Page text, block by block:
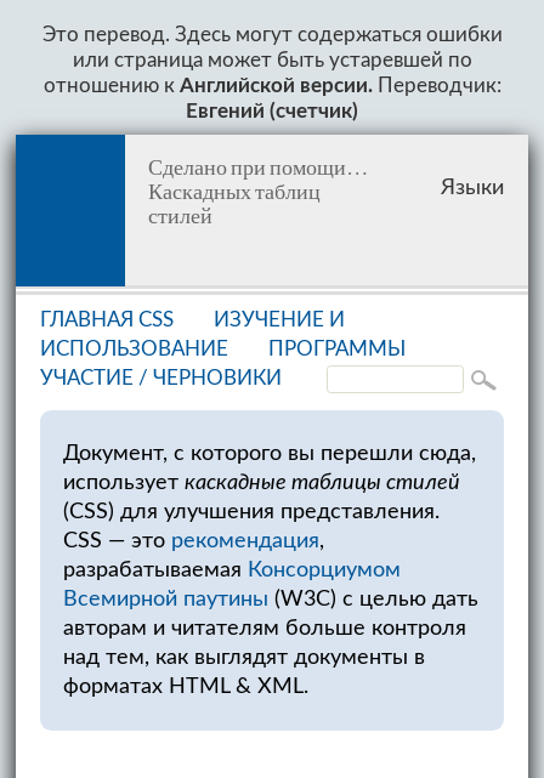
Языки
Это перевод. Здесь могут содержаться ошибки
или страница может быть устаревшей по
отношению к Английской версии.Переводчик:
Евгений (счетчик)
Сделано при помощи…
Каскадных таблиц
стилей
Документ, с которого вы перешли сюда,
использует каскадные таблицы стилей
(CSS) для улучшения представления.
CSS — это рекомендация,
разрабатываемая Консорциумом
Всемирной паутины (W3C) с целью дать
авторам и читателям больше контроля
над тем, как выглядят документы в
форматах HTML & XML.
ГЛАВНАЯ CSS
ИЗУЧЕНИЕ И
ИСПОЛЬЗОВАНИЕ
ПРОГРАММЫ
УЧАСТИЕ /ЧЕРНОВИКИ